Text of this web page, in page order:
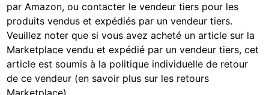
par Amazon, ou contacter le vendeur tiers pour les
produits vendus et expédiés par un vendeur tiers.
Veuillez noter que si vous avez acheté un article sur la
Marketplace vendu et expédié par un vendeur tiers, cet
article est soumis à la politique individuelle de retour
de ce vendeur (en savoir plus sur les retours